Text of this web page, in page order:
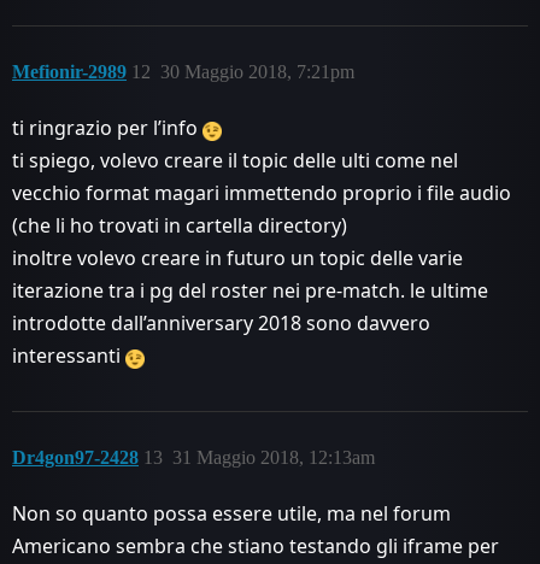
Mefionir-2989 30 Maggio 2018, 7:21pm
12
ti ringrazio per l’info
ti spiego, volevo creare il topic delle ulti come nel
vecchio format magari immettendo proprio i file audio
(che li ho trovati in cartella directory)
inoltre volevo creare in futuro un topic delle varie
iterazione tra i pg del roster nei pre-match. le ultime
introdotte dall’anniversary 2018 sono davvero
interessanti
Dr4gon97-2428 31 Maggio 2018, 12:13am
13
Non so quanto possa essere utile, ma nel forum
Americano sembra che stiano testando gli iframe per